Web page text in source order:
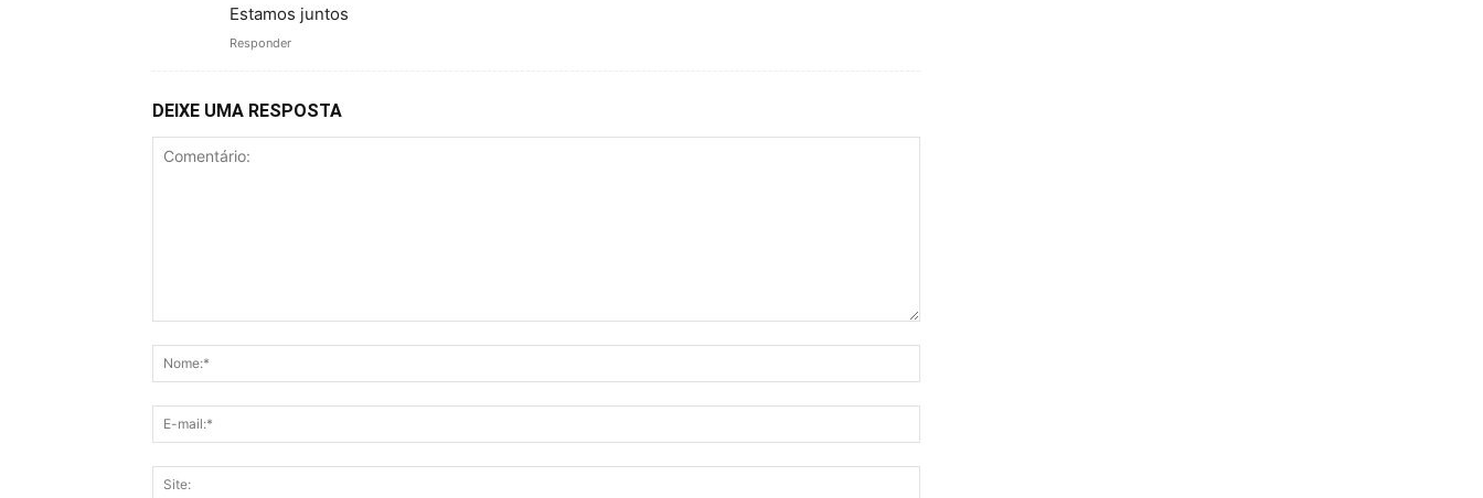
Estamos juntos
Responder
DEIXE UMA RESPOSTA